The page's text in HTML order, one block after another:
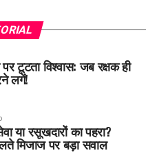
टूटता विश्वास: जब रक्षक ही
लगें!
या रसूखदारों का पहरा?
मिजाज पर बड़ा सवाल